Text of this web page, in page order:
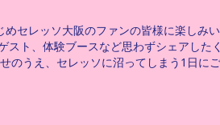
セレッソ大阪のファンの皆様に楽しみ
スト、体験ブースなど思わずシェアした
のうえ、セレッソに沼ってしまう1日に